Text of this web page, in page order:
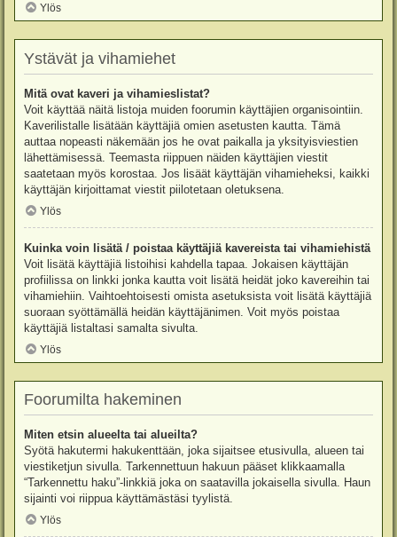
Ylös
Ystävät ja vihamiehet
Mitä ovat kaveri ja vihamieslistat?
Voit käyttää näitä listoja muiden foorumin käyttäjien organisointiin.
Kaverilistalle lisätään käyttäjiä omien asetusten kautta. Tämä
auttaa nopeasti näkemään jos he ovat paikalla ja yksityisviestien
lähettämisessä. Teemasta riippuen näiden käyttäjien viestit
saatetaan myös korostaa. Jos lisäät käyttäjän vihamieheksi, kaikki
käyttäjän kirjoittamat viestit piilotetaan oletuksena.
Ylös
Kuinka voin lisätä / poistaa käyttäjiä kavereista tai vihamiehistä
Voit lisätä käyttäjiä listoihisi kahdella tapaa. Jokaisen käyttäjän
profiilissa on linkki jonka kautta voit lisätä heidät joko kavereihin tai
vihamiehiin. Vaihtoehtoisesti omista asetuksista voit lisätä käyttäjiä
suoraan syöttämällä heidän käyttäjänimen. Voit myös poistaa
käyttäjiä listaltasi samalta sivulta.
Ylös
Foorumilta hakeminen
Miten etsin alueelta tai alueilta?
Syötä hakutermi hakukenttään, joka sijaitsee etusivulla, alueen tai
viestiketjun sivulla. Tarkennettuun hakuun pääset klikkaamalla
“Tarkennettu haku”-linkkiä joka on saatavilla jokaisella sivulla. Haun
sijainti voi riippua käyttämästäsi tyylistä.
Ylös